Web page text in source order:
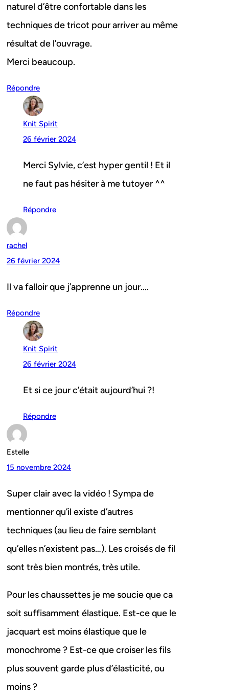
naturel d’être confortable dans les
techniques de tricot pour arriver au même
résultat de l’ouvrage.
Merci beaucoup.
Répondre
Knit Spirit
26 février 2024
Merci Sylvie, c’est hyper gentil ! Et il
ne faut pas hésiter à me tutoyer ^^
Répondre
rachel
26 février 2024
Il va falloir que j’apprenne un jour….
Répondre
Knit Spirit
26 février 2024
Et si ce jour c’était aujourd’hui ?!
Répondre
Estelle
15 novembre 2024
Super clair avec la vidéo ! Sympa de
mentionner qu’il existe d’autres
techniques (au lieu de faire semblant
qu’elles n’existent pas…). Les croisés de fil
sont très bien montrés, très utile.
Pour les chaussettes je me soucie que ca
soit suffisamment élastique. Est-ce que le
jacquart est moins élastique que le
monochrome ? Est-ce que croiser les fils
plus souvent garde plus d’élasticité, ou
moins ?